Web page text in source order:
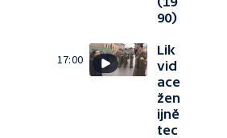
90)
17:00
Lik
vid
ace
žen
ijně
tec